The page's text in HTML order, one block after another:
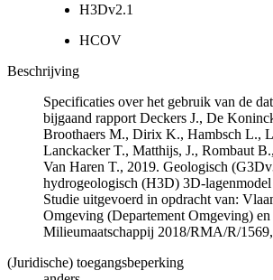
H3Dv2.1
HCOV
Beschrijving
Specificaties over het gebruik van de
bijgaand rapport Deckers J., De
Broothaers M., Dirix K., Hambsch L.,
Lanckacker T., Matthijs, J., Rombaut
Van Haren T., 2019. Geologisch
hydrogeologisch (H3D) 3D-
Studie uitgevoerd in opdracht van:
Omgeving (Departement Omgeving)
Milieumaatschappij 2018/RMA/R/
(Juridische) toegangsbeperking